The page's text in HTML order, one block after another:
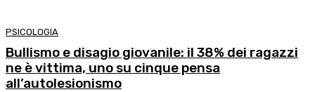
PSICOLOGIA
Bullismo e disagio giovanile: il 38% dei ragazzi
ne è vittima, uno su cinque pensa
all’autolesionismo